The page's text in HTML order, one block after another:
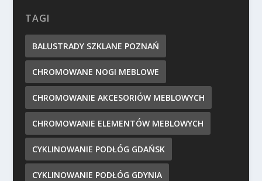
TAGI
BALUSTRADY SZKLANE POZNAŃ
CHROMOWANE NOGI MEBLOWE
CHROMOWANIE AKCESORIÓW MEBLOWYCH
CHROMOWANIE ELEMENTÓW MEBLOWYCH
CYKLINOWANIE PODŁÓG GDAŃSK
CYKLINOWANIE PODŁÓG GDYNIA